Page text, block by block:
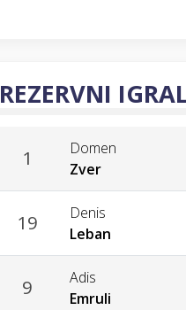
REZERVNI
1
Domen
Zver
19
Denis
Leban
9
Adis
Emruli